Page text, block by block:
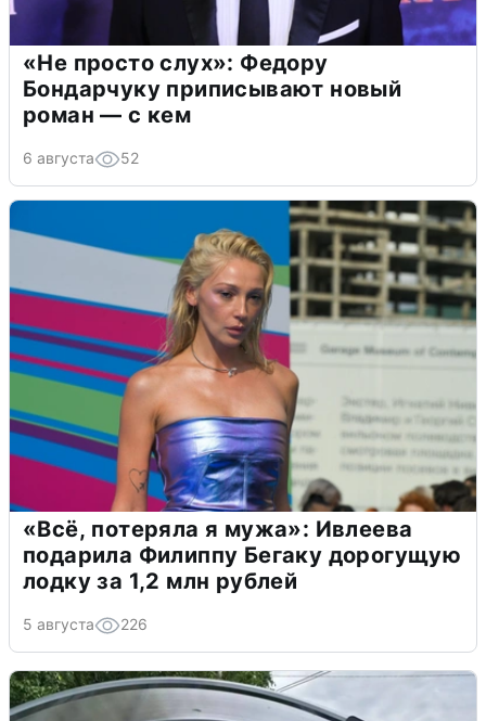
«Не просто слух»: Федору
Бондарчуку приписывают новый
роман — с кем
6 августа 52
«Всё, потеряла я мужа»: Ивлеева
подарила Филиппу Бегаку дорогущую
лодку за 1,2 млн рублей
5 августа 226